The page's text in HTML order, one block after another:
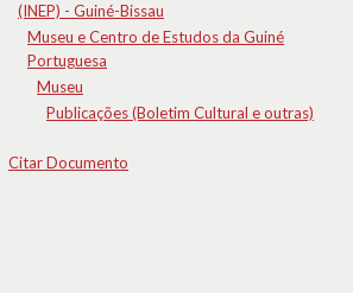
(INEP) - Guiné-Bissau
Museu e Centro de Estudos da Guiné
Portuguesa
Museu
Publicações (Boletim Cultural e outras)
Citar Documento